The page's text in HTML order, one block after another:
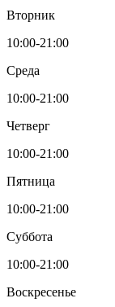
Вторник
10:00-21:00
Среда
10:00-21:00
Четверг
10:00-21:00
Пятница
10:00-21:00
Суббота
10:00-21:00
Воскресенье